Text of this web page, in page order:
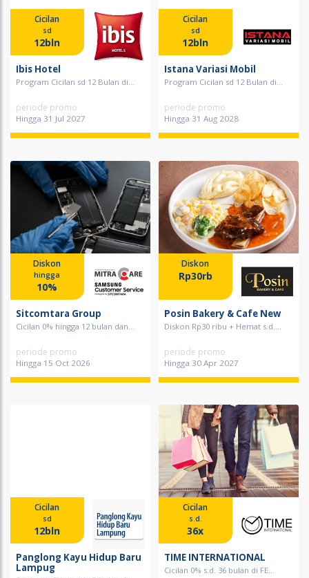
Cicilan
sd
12bln
Ibis Hotel
Program Cicilan sd 12 Bulan di...
periode promo
Hingga 31 Jul 2027
Cicilan
sd
12bln
Istana Variasi Mobil
Program Cicilan sd 12 Bulan di...
periode promo
Hingga 31 Aug 2028
Diskon
hingga
10%
Sitcomtara Group
Cicilan 0% hingga 12 bulan dan...
periode promo
Hingga 15 Oct 2026
Diskon
Rp30rb
Posin Bakery & Cafe New
Diskon Rp30 ribu + Hemat s.d....
periode promo
Hingga 30 Apr 2027
Cicilan
sd
12bln
Panglong Kayu Hidup Baru
Lampug
Cicilan
s.d.
36x
TIME INTERNATIONAL
Cicilan 0% s.d. 36 bulan di FE...